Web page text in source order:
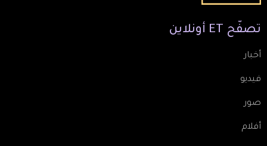
تصفّح ET أونلاين
أخبار
فيديو
صور
أفلام